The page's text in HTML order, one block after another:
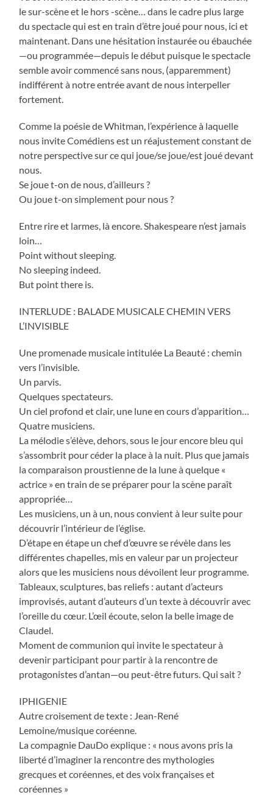
le sur-scène et le hors -scène… dans le cadre plus large
du spectacle qui est en train d’être joué pour nous, ici et
maintenant. Dans une hésitation instaurée ou ébauchée
—ou programmée—depuis le début puisque le spectacle
semble avoir commencé sans nous, (apparemment)
indifférent à notre entrée avant de nous interpeller
fortement.
Comme la poésie de Whitman, l’expérience à laquelle
nous invite Comédiens est un réajustement constant de
notre perspective sur ce qui joue/se joue/est joué devant
nous.
Se joue t-on de nous, d’ailleurs ?
Ou joue t-on simplement pour nous ?
Entre rire et larmes, là encore. Shakespeare n’est jamais
loin…
Point without sleeping.
No sleeping indeed.
But point there is.
INTERLUDE : BALADE MUSICALE CHEMIN VERS
L’INVISIBLE
Une promenade musicale intitulée La Beauté : chemin
vers l’invisible.
Un parvis.
Quelques spectateurs.
Un ciel profond et clair, une lune en cours d’apparition…
Quatre musiciens.
La mélodie s’élève, dehors, sous le jour encore bleu qui
s’assombrit pour céder la place à la nuit. Plus que jamais
la comparaison proustienne de la lune à quelque «
actrice » en train de se préparer pour la scène paraît
appropriée…
Les musiciens, un à un, nous convient à leur suite pour
découvrir l’intérieur de l’église.
D’étape en étape un chef d’œuvre se révèle dans les
différentes chapelles, mis en valeur par un projecteur
alors que les musiciens nous dévoilent leur programme.
Tableaux, sculptures, bas reliefs : autant d’acteurs
improvisés, autant d’auteurs d’un texte à découvrir avec
l’oreille du cœur. L’œil écoute, selon la belle image de
Claudel.
Moment de communion qui invite le spectateur à
devenir participant pour partir à la rencontre de
protagonistes d’antan—ou peut-être futurs. Qui sait ?
IPHIGENIE
Autre croisement de texte : Jean-René
Lemoine/musique coréenne.
La compagnie DauDo explique : « nous avons pris la
liberté d’imaginer la rencontre des mythologies
grecques et coréennes, et des voix françaises et
coréennes »